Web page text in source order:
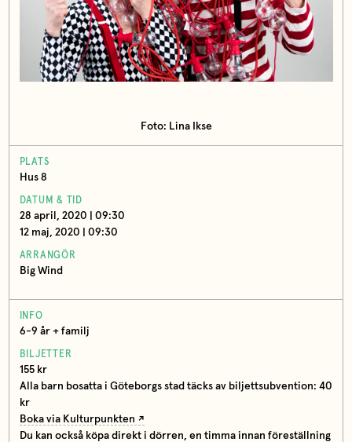
Foto: Lina Ikse
PLATS
Hus 8
DATUM & TID
28 april, 2020 | 09:30
12 maj, 2020 | 09:30
ARRANGÖR
Big Wind
INFO
6-9 år + familj
BILJETTER
155 kr
Alla barn bosatta i Göteborgs stad täcks av biljettsubvention: 40
kr
Boka via Kulturpunkten
Du kan också köpa direkt i dörren, en timma innan föreställning